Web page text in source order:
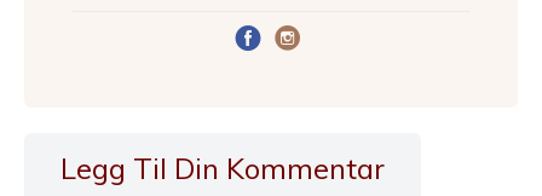
Legg Til Din Kommentar